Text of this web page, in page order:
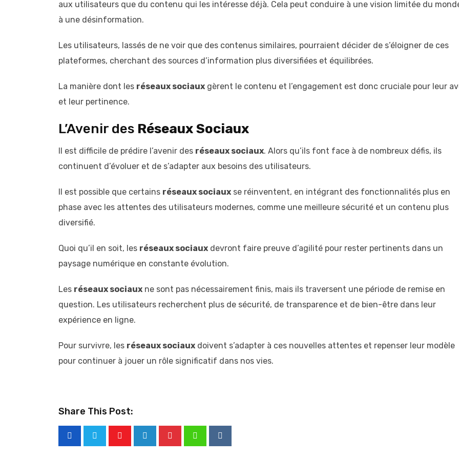
aux utilisateurs que du contenu qui les intéresse déjà. Cela peut conduire à une vision limitée du
à une désinformation.
Les utilisateurs, lassés de ne voir que des contenus similaires, pourraient décider de s’éloigner de ces
plateformes, cherchant des sources d’information plus diversifiées et équilibrées.
La manière dont les réseaux sociaux gèrent le contenu et l’engagement est donc cruciale pour leur
et leur pertinence.
L’Avenir des Réseaux Sociaux
Il est difficile de prédire l’avenir des réseaux sociaux. Alors qu’ils font face à de nombreux défis, ils
continuent d’évoluer et de s’adapter aux besoins des utilisateurs.
Il est possible que certains réseaux sociaux se réinventent, en intégrant des fonctionnalités plus en
phase avec les attentes des utilisateurs modernes, comme une meilleure sécurité et un contenu plus
diversifié.
Quoi qu’il en soit, les réseaux sociaux devront faire preuve d’agilité pour rester pertinents dans un
paysage numérique en constante évolution.
Les réseaux sociaux ne sont pas nécessairement finis, mais ils traversent une période de remise en
question. Les utilisateurs recherchent plus de sécurité, de transparence et de bien-être dans leur
expérience en ligne.
Pour survivre, les réseaux sociaux doivent s’adapter à ces nouvelles attentes et repenser leur modèle
pour continuer à jouer un rôle significatif dans nos vies.
Share This Post: